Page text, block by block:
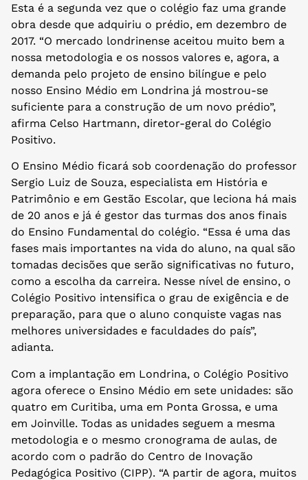
Esta é a segunda vez que o colégio faz uma grande
obra desde que adquiriu o prédio, em dezembro de
2017. “O mercado londrinense aceitou muito bem a
nossa metodologia e os nossos valores e, agora, a
demanda pelo projeto de ensino bilíngue e pelo
nosso Ensino Médio em Londrina já mostrou-se
suficiente para a construção de um novo prédio”,
afirma Celso Hartmann, diretor-geral do Colégio
Positivo.
O Ensino Médio ficará sob coordenação do professor
Sergio Luiz de Souza, especialista em História e
Patrimônio e em Gestão Escolar, que leciona há mais
de 20 anos e já é gestor das turmas dos anos finais
do Ensino Fundamental do colégio. “Essa é uma das
fases mais importantes na vida do aluno, na qual são
tomadas decisões que serão significativas no futuro,
como a escolha da carreira. Nesse nível de ensino, o
Colégio Positivo intensifica o grau de exigência e de
preparação, para que o aluno conquiste vagas nas
melhores universidades e faculdades do país”,
adianta.
Com a implantação em Londrina, o Colégio Positivo
agora oferece o Ensino Médio em sete unidades: são
quatro em Curitiba, uma em Ponta Grossa, e uma
em Joinville. Todas as unidades seguem a mesma
metodologia e o mesmo cronograma de aulas, de
acordo com o padrão do Centro de Inovação
Pedagógica Positivo (CIPP). “A partir de agora, muitos